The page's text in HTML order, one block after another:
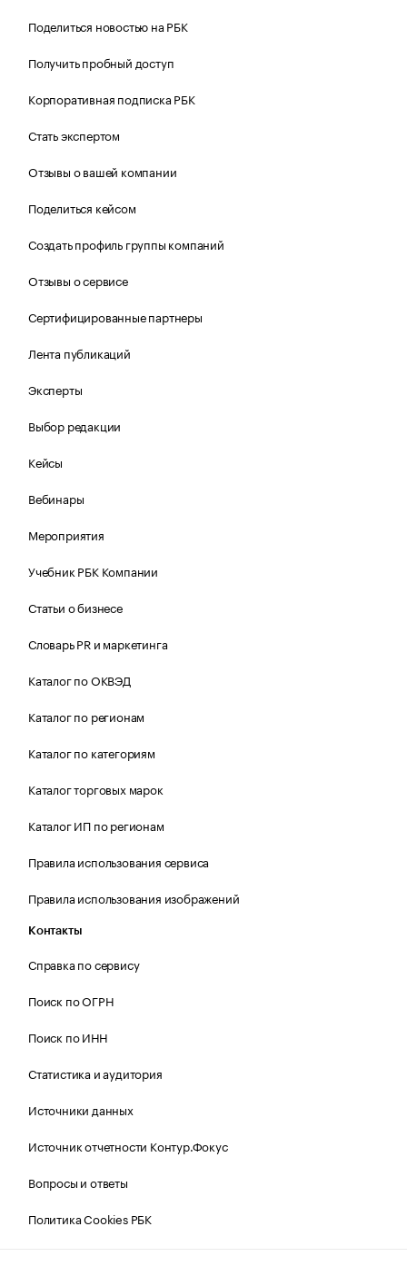
Поделиться новостью на РБК
Получить пробный доступ
Корпоративная подписка РБК
Стать экспертом
Отзывы о вашей компании
Поделиться кейсом
Создать профиль группы компаний
Отзывы о сервисе
Сертифицированные партнеры
Лента публикаций
Эксперты
Выбор редакции
Кейсы
Вебинары
Мероприятия
Учебник РБК Компании
Статьи о бизнесе
Словарь PR и маркетинга
Каталог по ОКВЭД
Каталог по регионам
Каталог по категориям
Каталог торговых марок
Каталог ИП по регионам
Правила использования сервиса
Правила использования изображений
Контакты
Справка по сервису
Поиск по ОГРН
Поиск по ИНН
Статистика и аудитория
Источники данных
Источник отчетности Контур.Фокус
Вопросы и ответы
Политика Cookies РБК